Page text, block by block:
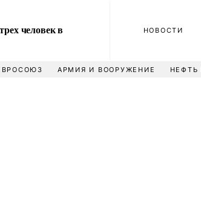
человек в
НОВОСТИ
АРМИЯ И ВООРУЖЕНИЕ НЕФТЬ